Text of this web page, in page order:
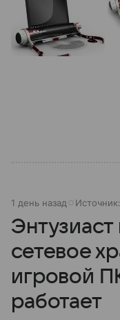
1 день назад Источник:
сетевое
игровой
работает